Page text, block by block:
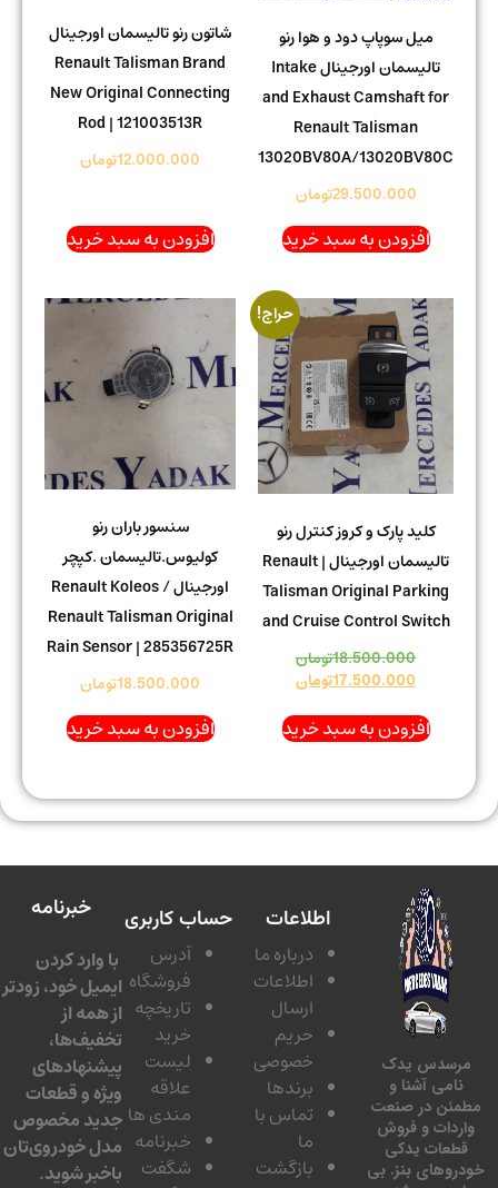
میل سوپاپ دود و هوا رنو
تالیسمان اورجینال Intake
and Exhaust Camshaft for
Renault Talisman
13020BV80A/13020BV80C
29.500.000تومان
افزودن به سبد خرید
شاتون رنو تالیسمان اورجینال
Renault Talisman Brand
New Original Connecting
Rod | 121003513R
12.000.000تومان
افزودن به سبد خرید
حراج!
کلید پارک و کروز کنترل رنو
تالیسمان اورجینال | Renault
Talisman Original Parking
and Cruise Control Switch
18.500.000تومان
17.500.000تومان
افزودن به سبد خرید
سنسور باران رنو
کولیوس.تالیسمان .کپچر
اورجینال Renault Koleos /
Renault Talisman Original
Rain Sensor | 285356725R
18.500.000تومان
افزودن به سبد خرید
یدک
آشنا و
در صنعت
و فروش
یدکی
بنز. بی
اطلاعات
درباره ما
اطلاعات
ارسال
حریم
خصوصی
برندها
تماس با
بازگشت
حساب کاربری
آدرس
فروشگاه
تاریخچه
لیست
مندی ها
خبرنامه
شگفت
خبرنامه
با وارد کردن
ایمیل خود، زودتر
از همه از
تخفیف‌ها،
پیشنهادهای
ویژه و قطعات
جدید مخصوص
مدل خودروی‌تان
باخبر شوید.